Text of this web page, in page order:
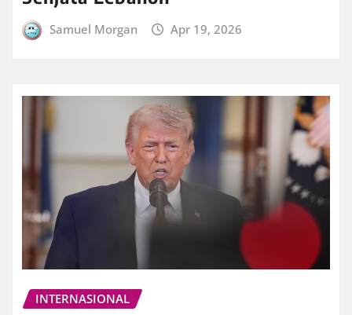
Samuel Morgan Apr 19, 2026
INTERNASIONAL